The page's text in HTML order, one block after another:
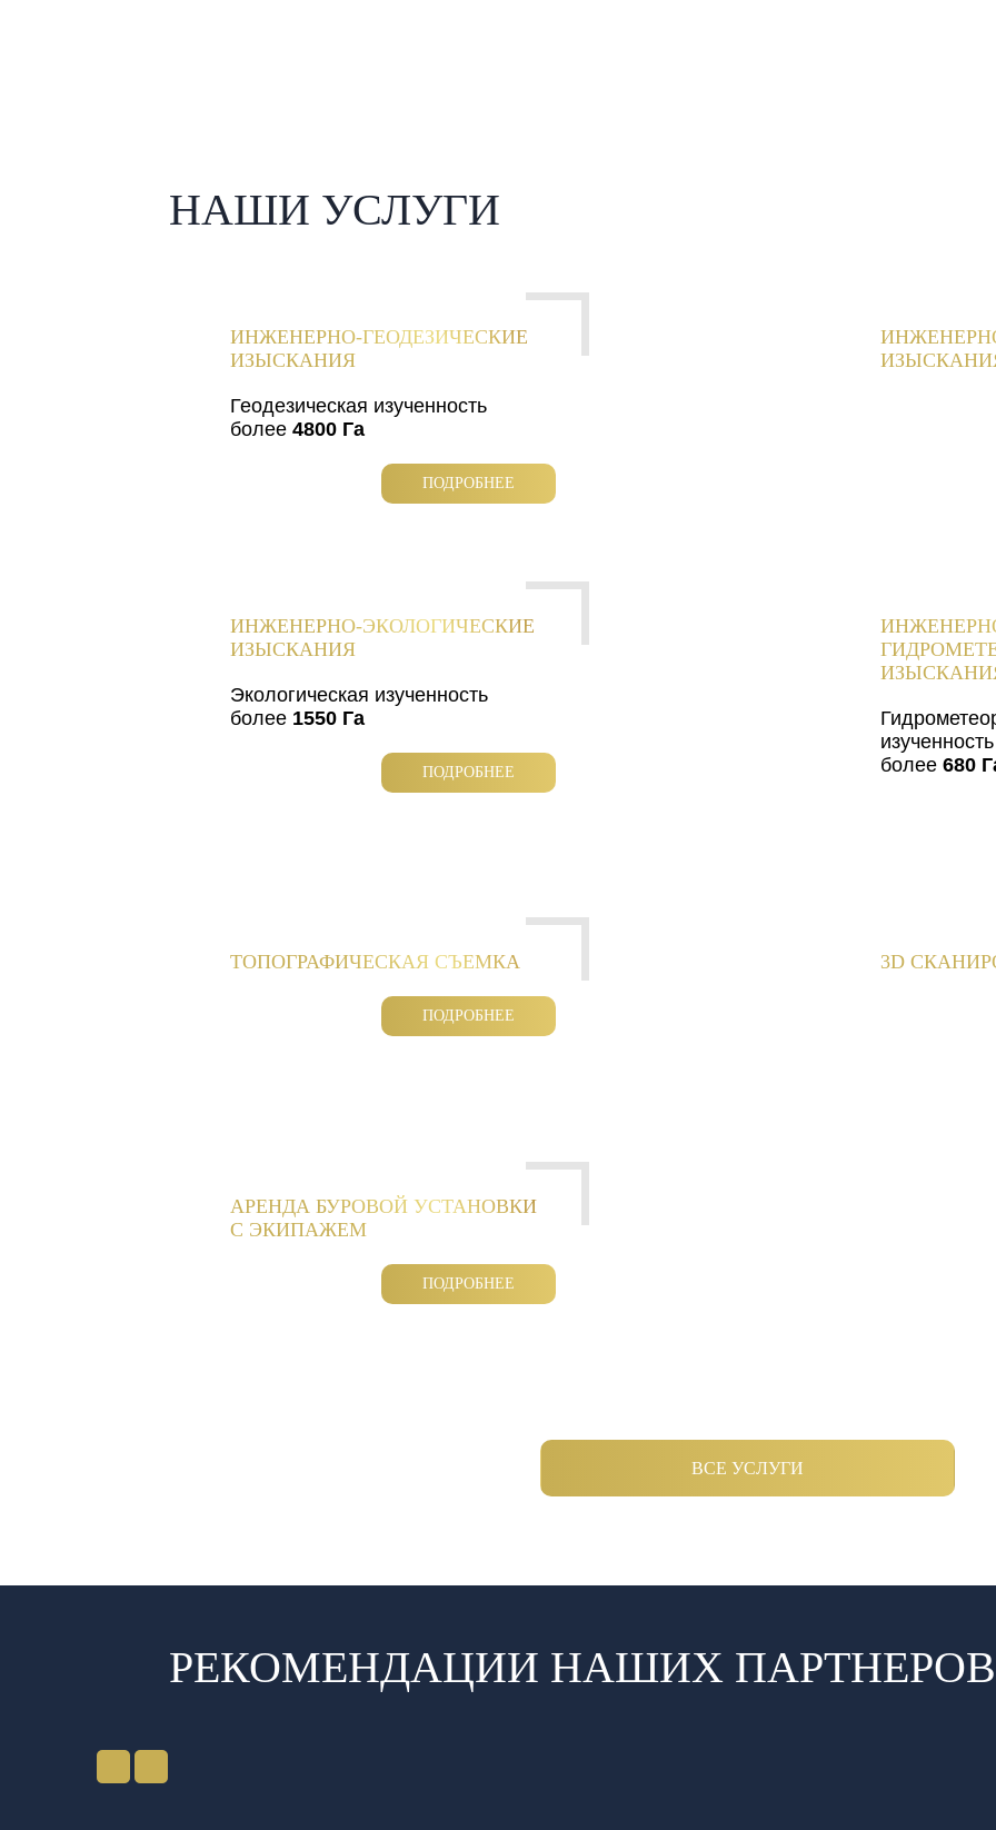
НАШИ УСЛУГИ
ИНЖЕНЕРНО-ГЕОДЕЗИЧЕСКИЕ
ИЗЫСКАНИЯ
Геодезическая изученность
более 4800 Га
ПОДРОБНЕЕ
ИНЖЕНЕРНО-ЭКОЛОГИЧЕСКИЕ
ИЗЫСКАНИЯ
Экологическая изученность
более 1550 Га
ПОДРОБНЕЕ
изученность
более 680
ТОПОГРАФИЧЕСКАЯ СЪЕМКА
ПОДРОБНЕЕ
3D
АРЕНДА БУРОВОЙ УСТАНОВКИ
С ЭКИПАЖЕМ
ПОДРОБНЕЕ
ВСЕ УСЛУГИ
РЕКОМЕНДАЦИИ НАШИХ ПАРТНЕРОВ